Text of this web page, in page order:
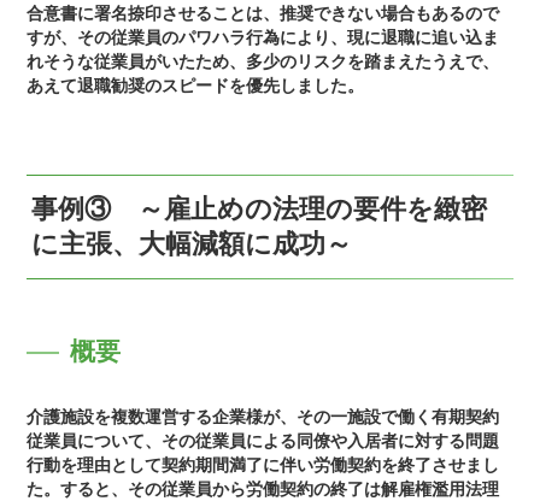
合意書に署名捺印させることは、推奨できない場合もあるので
すが、その従業員のパワハラ行為により、現に退職に追い込ま
れそうな従業員がいたため、多少のリスクを踏まえたうえで、
あえて退職勧奨のスピードを優先しました。
事例③ ～雇止めの法理の要件を緻密
に主張、大幅減額に成功～
概要
介護施設を複数運営する企業様が、その一施設で働く有期契約
従業員について、その従業員による同僚や入居者に対する問題
行動を理由として契約期間満了に伴い労働契約を終了させまし
た。すると、その従業員から労働契約の終了は解雇権濫用法理